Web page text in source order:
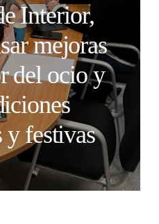
Interior,
mejoras
del ocio y
y festivas